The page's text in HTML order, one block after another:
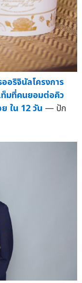
อริจินัลโครงการ
ท็มที่คนยอมต่อคิว
ใน 12 วัน — ปัก